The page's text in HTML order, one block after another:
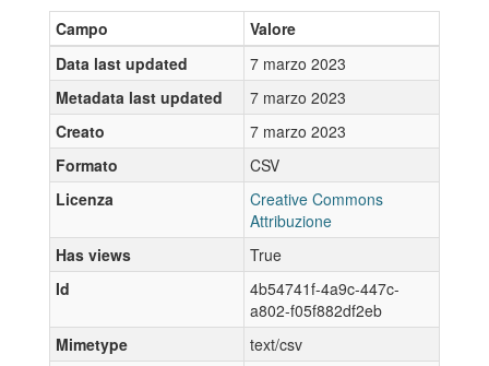
Campo
Valore
Data last updated
7 marzo 2023
Metadata last updated
7 marzo 2023
Creato
7 marzo 2023
Formato
CSV
Licenza
Creative Commons
Attribuzione
Has views
True
Id
4b54741f-4a9c-447c-
a802-f05f882df2eb
Mimetype
text/csv